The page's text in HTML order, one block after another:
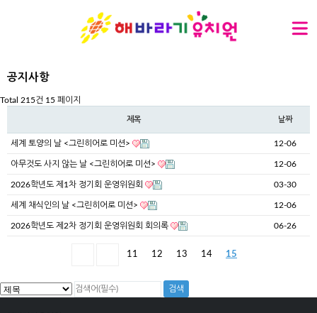
공지사항
Total 215건 15 페이지
제목 날짜
세계 토양의 날 <그린히어로 미션> 12-06
아무것도 사지 않는 날 <그린히어로 미션> 12-06
2026학년도 제1차 정기회 운영위원회 03-30
세계 채식인의 날 <그린히어로 미션> 12-06
2026학년도 제2차 정기회 운영위원회 회의록 06-26
11 12 13 14 15